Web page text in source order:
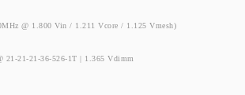
@ 1.800 Vin / 1.211 Vcore / 1.125 Vmesh)
21-21-21-36-526-1T | 1.365 Vdimm